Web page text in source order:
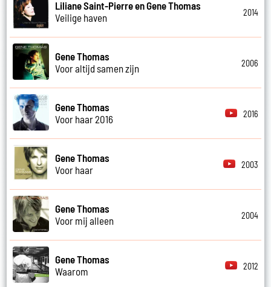
Liliane Saint-Pierre en Gene Thomas
Veilige haven
2014
Gene Thomas
Voor altijd samen zijn
2006
Gene Thomas
Voor haar 2016
2016
Gene Thomas
Voor haar
2003
Gene Thomas
Voor mij alleen
2004
Gene Thomas
Waarom
2012